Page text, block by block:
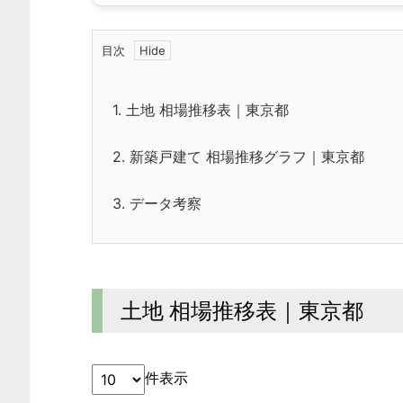
目次
1. 土地 相場推移表｜東京都
2. 新築戸建て 相場推移グラフ｜東京都
3. データ考察
土地 相場推移表｜東京都
件表示